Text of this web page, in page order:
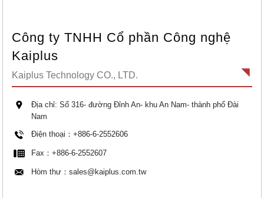
Công ty TNHH Cổ phần Công nghệ
Kaiplus
Kaiplus Technology CO., LTD.
Địa chỉ: Số 316- đường Đỉnh An- khu An Nam- thành phố Đài
Nam
Điện thoại：+886-6-2552606
Fax：+886-6-2552607
Hòm thư：sales@kaiplus.com.tw